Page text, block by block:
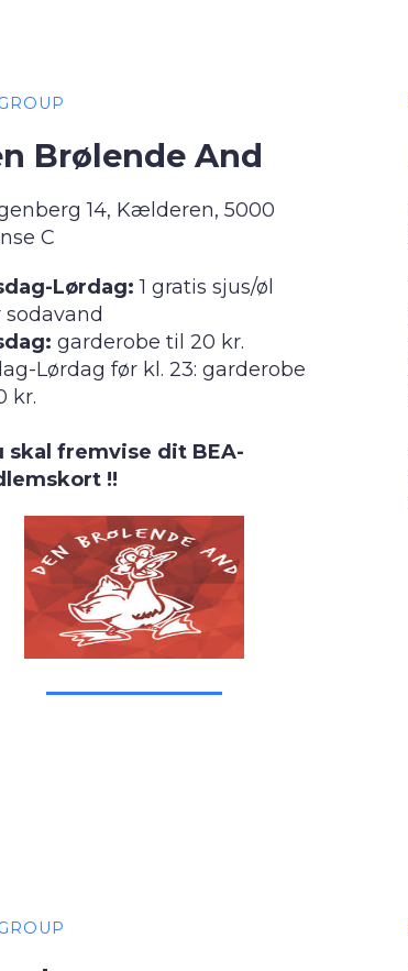
Brølende And
14, Kælderen, 5000
C
Lørdag: 1 gratis sjus/øl
sodavand
garderobe til 20 kr.
Lørdag før kl. 23: garderobe
kr.
skal fremvise dit BEA-
!!